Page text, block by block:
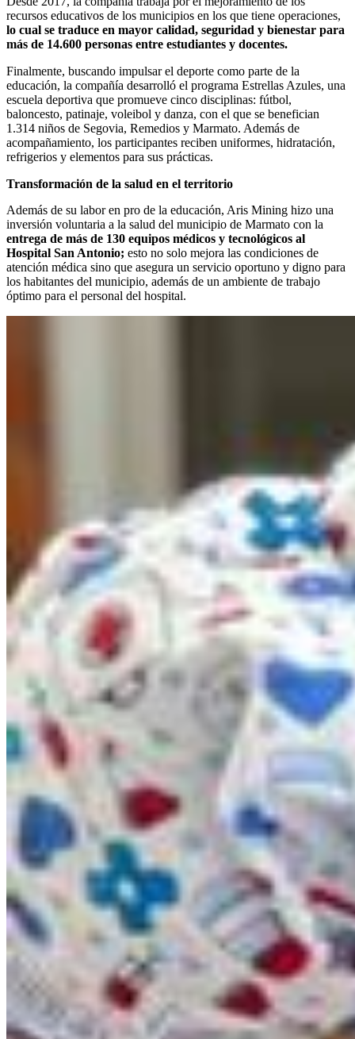
recursos educativos de los municipios en los que tiene operaciones,
lo cual se traduce en mayor calidad, seguridad y bienestar para
más de 14.600 personas entre estudiantes y docentes.
Finalmente, buscando impulsar el deporte como parte de la
educación, la compañía desarrolló el programa Estrellas Azules, una
escuela deportiva que promueve cinco disciplinas: fútbol,
baloncesto, patinaje, voleibol y danza, con el que se benefician
1.314 niños de Segovia, Remedios y Marmato. Además de
acompañamiento, los participantes reciben uniformes, hidratación,
refrigerios y elementos para sus prácticas.
Transformación de la salud en el territorio
Además de su labor en pro de la educación, Aris Mining hizo una
inversión voluntaria a la salud del municipio de Marmato con la
entrega de más de 130 equipos médicos y tecnológicos al
Hospital San Antonio; esto no solo mejora las condiciones de
atención médica sino que asegura un servicio oportuno y digno para
los habitantes del municipio, además de un ambiente de trabajo
óptimo para el personal del hospital.